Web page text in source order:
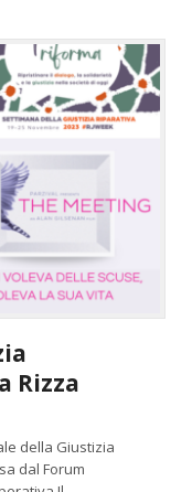
Rizza
della Giustizia
dal Forum